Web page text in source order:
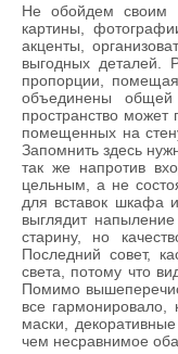
Не обойдем своим
картины,
акценты,
выгодных деталей.
пропорции,
объединены
пространство
помещенных на
Запомнить здесь
так же напротив
цельным, а не
для вставок шкафа
выглядит
старину, но
Последний совет,
света, потому что
Помимо
все
маски,
чем несравнимое